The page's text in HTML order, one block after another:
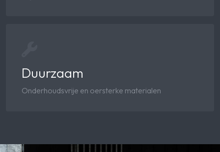
Duurzaam
Onderhoudsvrije en oersterke materialen